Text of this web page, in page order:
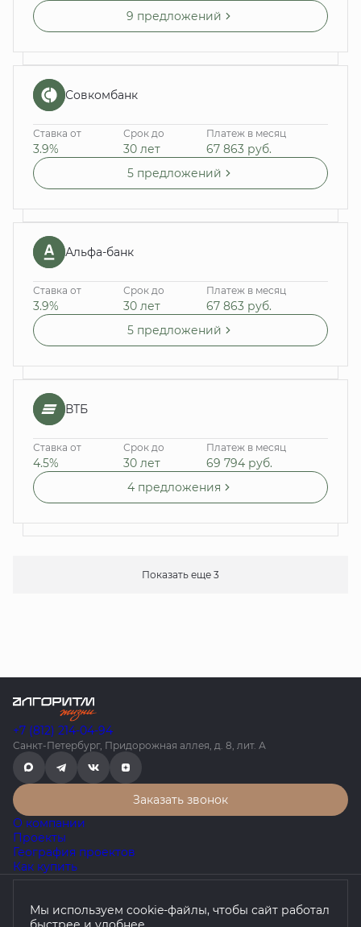
9 предложений
Совкомбанк
Ставка от
3.9%
Срок до
30 лет
Платеж в месяц
67 863 руб.
5 предложений
Альфа-банк
Ставка от
3.9%
Срок до
30 лет
Платеж в месяц
67 863 руб.
5 предложений
ВТБ
Ставка от
4.5%
Срок до
30 лет
Платеж в месяц
69 794 руб.
4 предложения
Показать еще 3
+7 (812) 214-04-94
Санкт-Петербург, Придорожная аллея, д. 8, лит. А
Заказать звонок
О компании
Проекты
География проектов
Как купить
Согласие на обработку персональных данных
Мы используем cookie-файлы, чтобы сайт работал